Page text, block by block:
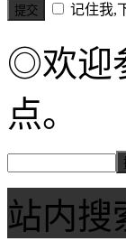
记住我,
◎欢迎
点。
站内搜